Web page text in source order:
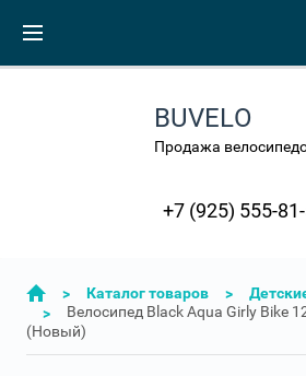
BUVELO
Продажа
+7 (925) 555-
> Каталог товаров >
>
Велосипед Black Aqua Girly Bike
(Новый)